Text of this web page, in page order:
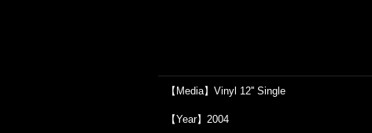
【Media】Vinyl 12'' Single
【Year】2004